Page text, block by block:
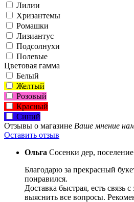
Лилии
Хризантемы
Ромашки
Лизиантус
Подсолнухи
Полевые
Цветовая гамма
Белый
Желтый
Розовый
Красный
Синий
Отзывы о магазине Ваше мнение
Оставить отзыв
Ольга Сосенки дер,
Благодарю за прекрасный
понравился.
Доставка быстрая, есть связь
выяснить все вопросы.